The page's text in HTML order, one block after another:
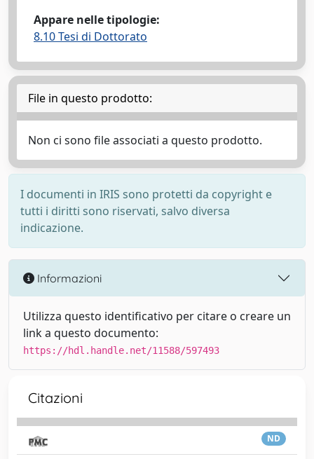
Appare nelle tipologie:
8.10 Tesi di Dottorato
File in questo prodotto:
Non ci sono file associati a questo prodotto.
I documenti in IRIS sono protetti da copyright e
tutti i diritti sono riservati, salvo diversa
indicazione.
Informazioni
Utilizza questo identificativo per citare o creare un
link a questo documento:
https://hdl.handle.net/11588/597493
Citazioni
ND